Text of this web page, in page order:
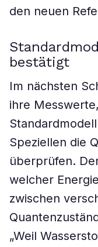
den neuen
bestätigt
Im nächsten
ihre
Speziellen die
überprüfen.
welcher
zwischen
„Weil